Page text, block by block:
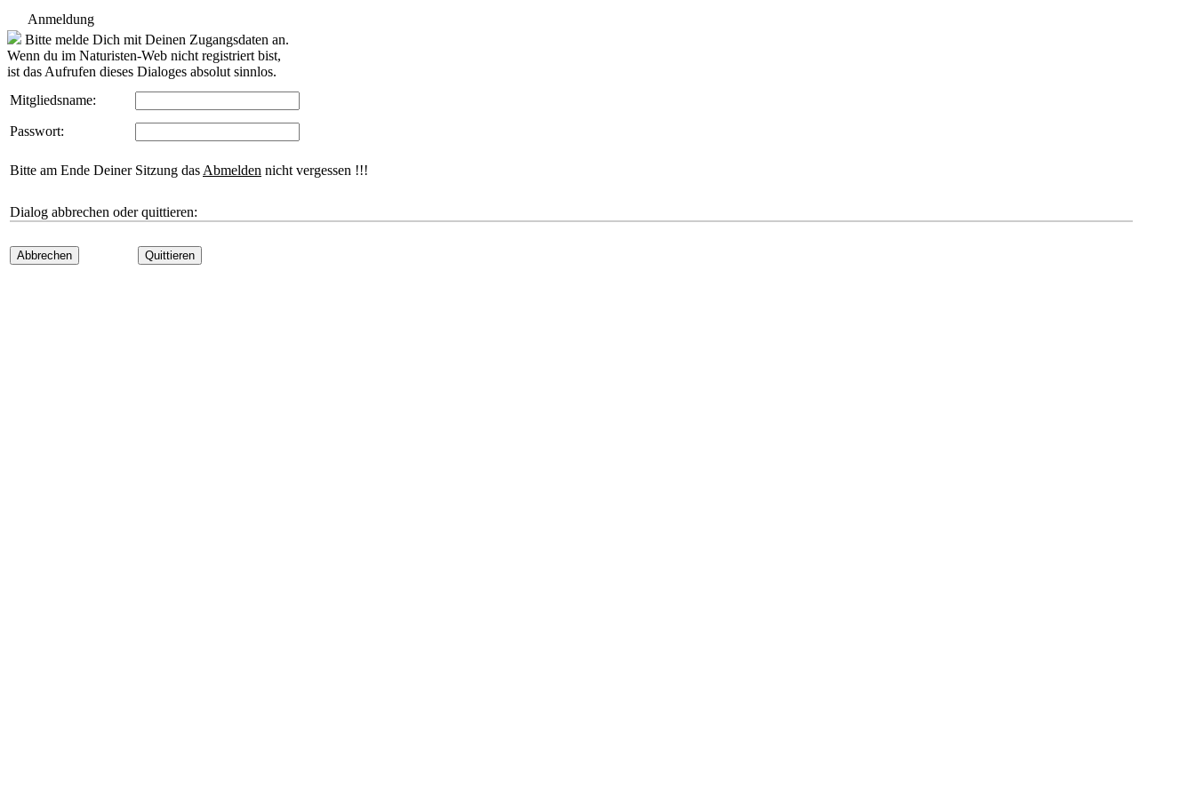
Anmeldung
Bitte melde Dich mit Deinen Zugangsdaten an.
Wenn du im Naturisten-Web nicht registriert bist,
ist das Aufrufen dieses Dialoges absolut sinnlos.
Mitgliedsname:
Passwort:
Bitte am Ende Deiner Sitzung das Abmelden nicht vergessen !!!
Dialog abbrechen oder quittieren:
Abbrechen Quittieren